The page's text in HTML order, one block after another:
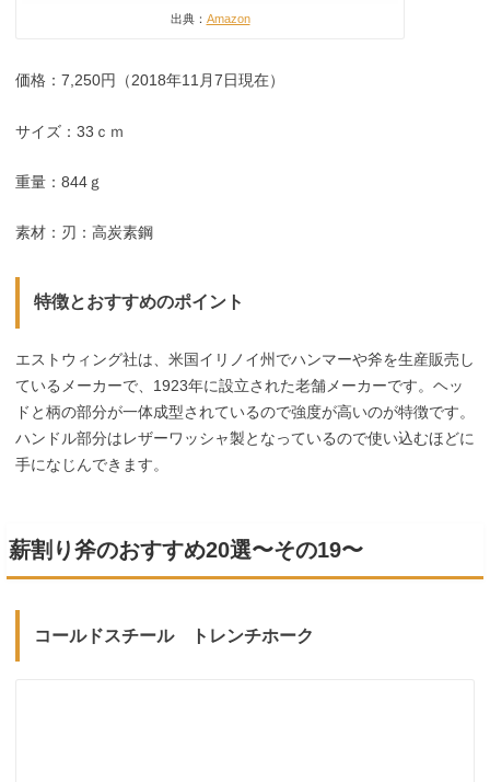
出典： Amazon
価格：7,250円（2018年11月7日現在）
サイズ：33ｃｍ
重量：844ｇ
素材：刃：高炭素鋼
特徴とおすすめのポイント
エストウィング社は、米国イリノイ州でハンマーや斧を生産販売し
ているメーカーで、1923年に設立された老舗メーカーです。ヘッ
ドと柄の部分が一体成型されているので強度が高いのが特徴です。
ハンドル部分はレザーワッシャ製となっているので使い込むほどに
手になじんできます。
薪割り斧のおすすめ20選〜その19〜
コールドスチール トレンチホーク